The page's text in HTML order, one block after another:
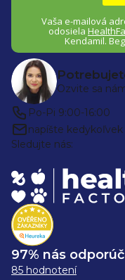
Vaša e-mailová
odosiela
Kendamil.
Ozvite sa
Po-Pi 9:00-16:00
napíšte kedykoľvek
Sledujte nás:
97% nás
85 hodnotení